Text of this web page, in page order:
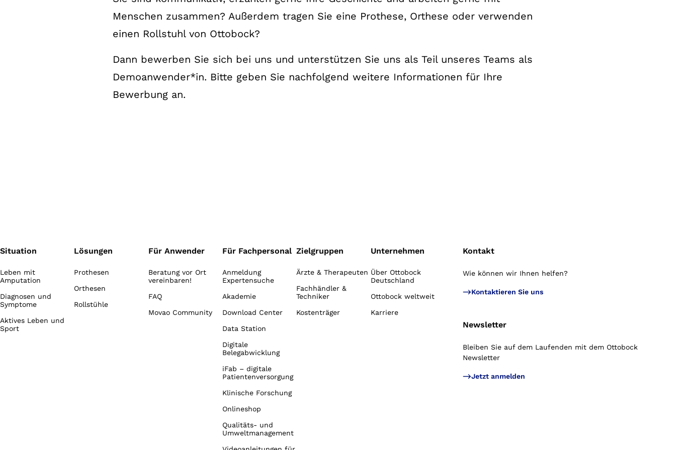
Menschen zusammen? Außerdem tragen Sie eine Prothese, Orthese oder verwenden
einen Rollstuhl von Ottobock?
Dann bewerben Sie sich bei uns und unterstützen Sie uns als Teil unseres Teams als
Demoanwender*in. Bitte geben Sie nachfolgend weitere Informationen für Ihre
Bewerbung an.
Situation
Leben mit
Amputation
Diagnosen und
Symptome
Aktives Leben und
Sport
Lösungen
Prothesen
Orthesen
Rollstühle
Für Anwender
Beratung vor Ort
vereinbaren!
FAQ
Movao Community
Für Fachpersonal
Anmeldung
Expertensuche
Akademie
Download Center
Data Station
Digitale
Belegabwicklung
iFab – digitale
Patientenversorgung
Klinische Forschung
Onlineshop
Qualitäts- und
Umweltmanagement
Zielgruppen
Ärzte & Therapeuten
Fachhändler &
Techniker
Kostenträger
Unternehmen
Über Ottobock
Deutschland
Ottobock weltweit
Karriere
Kontakt
Wie können wir Ihnen helfen?
Kontaktieren Sie uns
Newsletter
Bleiben Sie auf dem Laufenden mit dem Ottobock
Newsletter
Jetzt anmelden